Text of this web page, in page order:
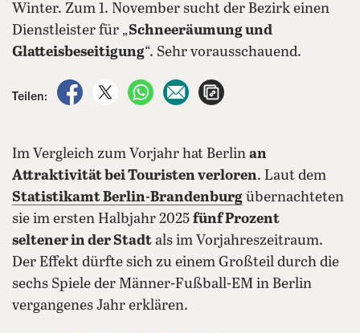
Winter. Zum 1. November sucht der Bezirk einen
Dienstleister für „Schneeräumung und
Glatteisbeseitigung“. Sehr vorausschauend.
Teilen:
auf Facebook teilen
auf X teilenper WhatsApp teilen
per E-Mail teilen
Im Vergleich zum Vorjahr hat Berlin an
Attraktivität bei Touristen verloren. Laut dem
Statistikamt Berlin-Brandenburg übernachteten
sie im ersten Halbjahr 2025 fünf Prozent
seltener in der Stadt als im Vorjahreszeitraum.
Der Effekt dürfte sich zu einem Großteil durch die
sechs Spiele der Männer-Fußball-EM in Berlin
vergangenes Jahr erklären.